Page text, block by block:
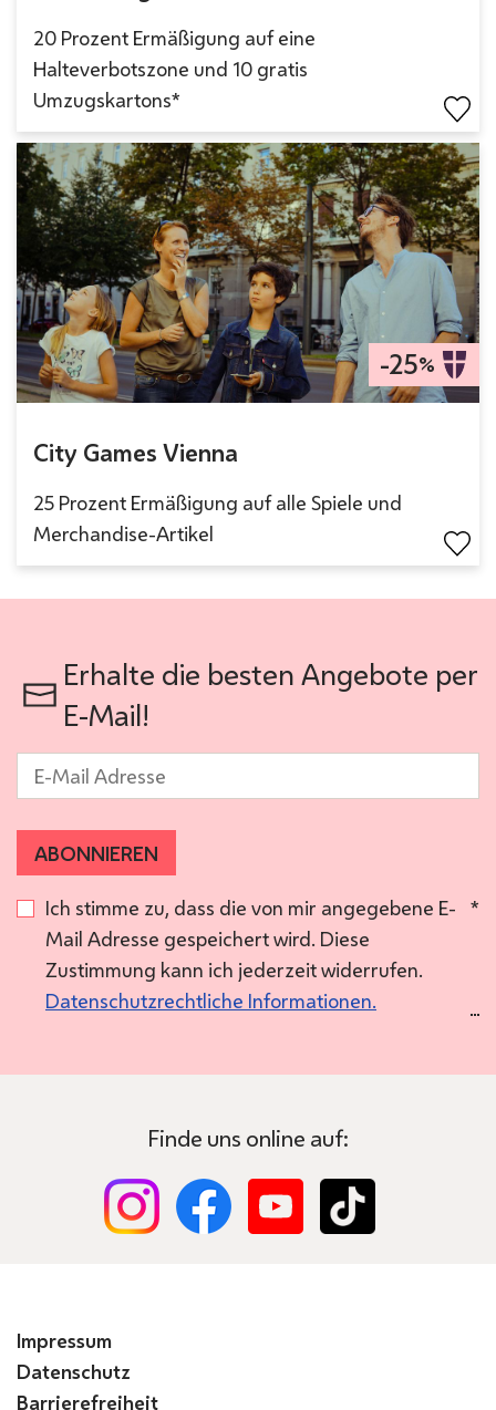
20 Prozent Ermäßigung auf eine
Halteverbotszone und 10 gratis
Umzugskartons*
City Games Vienna
-25%
25 Prozent Ermäßigung auf alle Spiele und
Merchandise-Artikel
Erhalte die besten Angebote per
E-Mail!
E-Mail *
ABONNIEREN
Ich stimme zu, dass die von mir angegebene E-
Mail Adresse gespeichert wird. Diese
Zustimmung kann ich jederzeit widerrufen.
Datenschutzrechtliche Informationen.
*
Finde uns online auf:
Impressum
Datenschutz
Barrierefreiheit